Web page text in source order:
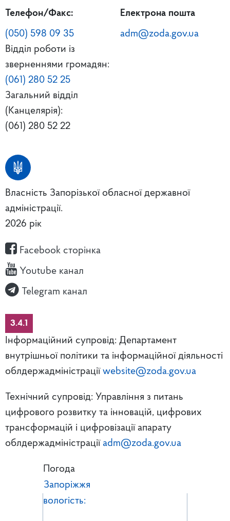
Телефон/Факс:
(050) 598 09 35
Відділ роботи із
зверненнями громадян:
(061) 280 52 25
Загальний відділ
(Канцелярія):
(061) 280 52 22
Електрона пошта
adm@zoda.gov.ua
Власність Запорізької обласної державної
адміністрації.
2026 рік
Facebook сторінка
Youtube канал
Telegram канал
3.4.1
Інформаційний супровід: Департамент
внутрішньої політики та інформаційної діяльності
облдержадміністрації website@zoda.gov.ua
Технічний супровід: Управління з питань
цифрового розвитку та інновацій, цифрових
трансформацій і цифровізації апарату
облдержадміністрації adm@zoda.gov.ua
Погода
Запоріжжя
вологість: